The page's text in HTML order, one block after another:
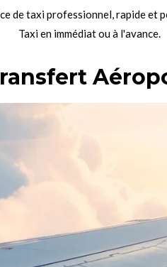
de taxi professionnel, rapide et
Taxi en immédiat ou à l'avance.